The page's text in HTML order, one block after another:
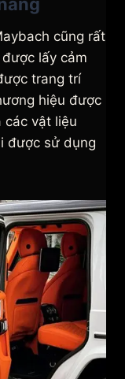
cũng rất
lấy cảm
trang trí
hiệu được
các vật liệu
được sử dụng